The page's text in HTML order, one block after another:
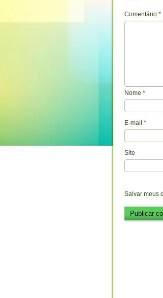
Comentário *
Nome *
E-mail *
Site
Salvar meus